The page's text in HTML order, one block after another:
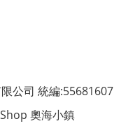
公司 統編:55681607
奧海小鎮